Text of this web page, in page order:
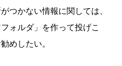
つかない情報に関しては、
ォルダ」を作って投げこ
めしたい。